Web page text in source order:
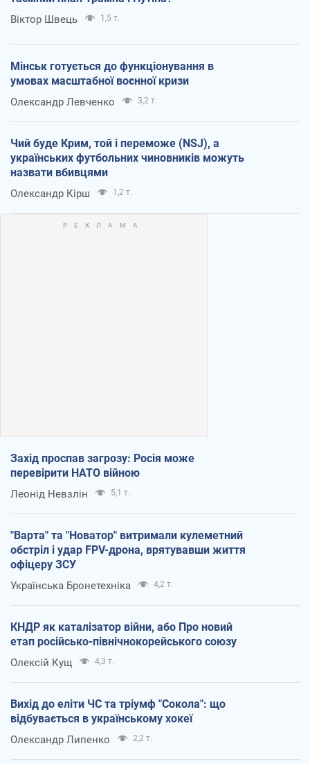
Віктор Швець 1,5 т.
Мінськ готується до функціонування в
умовах масштабної воєнної кризи
Олександр Левченко 3,2 т.
Чий буде Крим, той і переможе (NSJ), а
українських футбольних чиновників можуть
назвати вбивцями
Олександр Кірш 1,2 т.
Захід проспав загрозу: Росія може
перевірити НАТО війною
Леонід Невзлін 5,1 т.
"Варта" та "Новатор" витримали кулеметний
обстріл і удар FPV-дрона, врятувавши життя
офіцеру ЗСУ
Українська Бронетехніка 4,2 т.
КНДР як каталізатор війни, або Про новий
етап російсько-північнокорейського союзу
Олексій Кущ 4,3 т.
Вихід до еліти ЧС та тріумф "Сокола": що
відбувається в українському хокеї
Олександр Липенко 2,2 т.